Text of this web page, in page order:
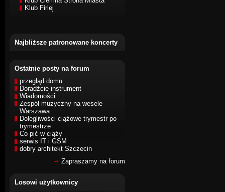
Klub Firlej
Najbliższe patronowane koncerty
Ostatnie posty na forum
przegląd domu
Doradźcie instrument
Wiadomości
Zespół muzyczny na wesele -
Warszawa
Dolegliwości ciążowe trymestr po
trymestrze
Co pić w ciąży
serwis IT i GSM
dobry architekt Szczecin
Zapraszamy na forum
Losowi użytkownicy